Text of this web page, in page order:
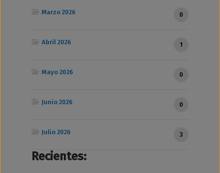
Marzo 2026 0
Abril 2026 1
Mayo 2026 0
Junio 2026 0
Julio 2026 3
Recientes: